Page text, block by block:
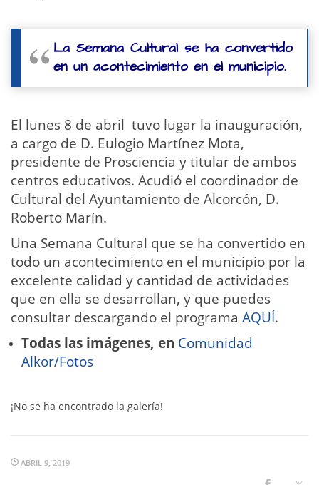
La Semana Cultural se ha convertido
en un acontecimiento en el municipio.
El lunes 8 de abril tuvo lugar la inauguración,
a cargo de D. Eulogio Martínez Mota,
presidente de Prosciencia y titular de ambos
centros educativos. Acudió el coordinador de
Cultural del Ayuntamiento de Alcorcón, D.
Roberto Marín.
Una Semana Cultural que se ha convertido en
todo un acontecimiento en el municipio por la
excelente calidad y cantidad de actividades
que en ella se desarrollan, y que puedes
consultar descargando el programa AQUÍ.
Todas las imágenes, en Comunidad
Alkor/Fotos
¡No se ha encontrado la galería!
ABRIL 9, 2019